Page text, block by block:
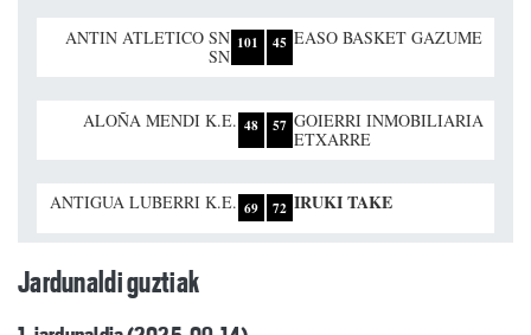
ANTIN ATLETICO SN
SN
101 45 EASO BASKET GAZUME
ALOÑA MENDI K.E. 48 57 GOIERRI INMOBILIARIA
ETXARRE
ANTIGUA LUBERRI K.E. 69 72 IRUKI TAKE
Jardunaldi guztiak